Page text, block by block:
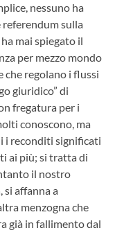
nessuno ha
sulla
mai spiegato il
per mezzo mondo
che regolano i flussi
giuridico” di
fregatura per i
conoscono, ma
i reconditi significati
ai più; si tratta di
il nostro
si affanna a
menzogna che
già in fallimento dal